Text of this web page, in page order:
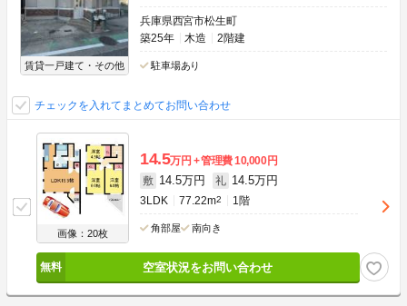
賃貸一戸建て・その他
兵庫県西宮市松生町
築25年
木造 2階建
駐車場あり
チェックを入れてまとめてお問い合わせ
画像：20枚
14.5万円 管理費10,000円
敷 14.5万円 礼 14.5万円
3LDK 77.22m2 1階
角部屋 南向き
空室状況をお問い合わせ